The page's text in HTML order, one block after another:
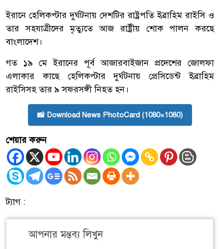
ইরানে হেলিকপ্টার দুর্ঘটনায় দেশটির রাষ্ট্রপতি ইব্রাহিম রাইসি ও
তার সহযাত্রীদের মৃত্যুতে আজ রাষ্ট্রীয় শোক পালন করছে
বাংলাদেশ।
গত ১৯ মে ইরানের পূর্ব আজারবাইজান প্রদেশের জোলফা
এলাকার কাছে হেলিকপ্টার দুর্ঘটনায় প্রেসিডেন্ট ইব্রাহিম
রাইসিসহ তার ৯ সফরসঙ্গী নিহত হন।
📸 Download News PhotoCard (1080×1080)
শেয়ার করুন
ট্যাগ :
আপনার মন্তব্য লিখুন